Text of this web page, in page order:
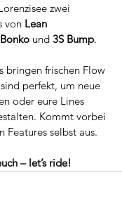
zwei
von Lean
Bonko und 3S Bump.
bringen frischen Flow
perfekt, um neue
oder eure Lines
Kommt vorbei
Features selbst aus.
– let’s ride!